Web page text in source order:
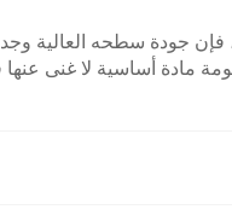
فإن جودة سطحه العالية
مادة أساسية لا غنى